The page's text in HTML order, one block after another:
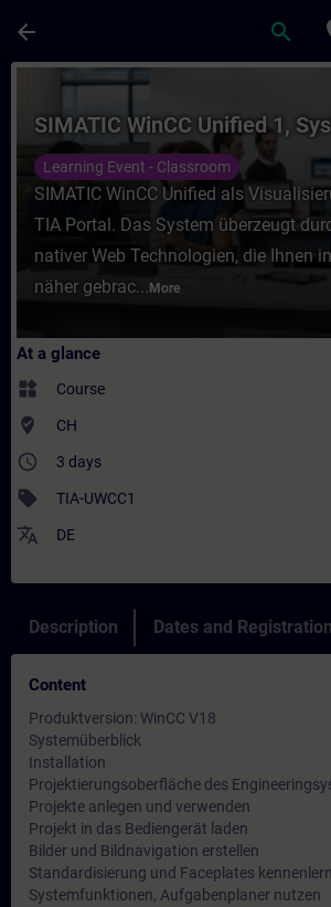
arrow_back search
Course - SIMATIC WinCC
SIMATIC WinCC Unified 1,
Learning Event - Classroom
SIMATIC WinCC Unified als
TIA Portal. Das System überzeugt
nativer Web Technologien, die Ihnen
näher gebrac... More
At a glance
widgets Course
where_to_vote CH
access_time 3 days
sell TIA-UWCC1
translate DE
Description Dates and Registration
Content
Produktversion: WinCC V18
Systemüberblick
Installation
Projektierungsoberfläche des
Projekte anlegen und verwenden
Projekt in das Bediengerät laden
Bilder und Bildnavigation erstellen
Standardisierung und Faceplates
Systemfunktionen, Aufgabenplaner nutzen